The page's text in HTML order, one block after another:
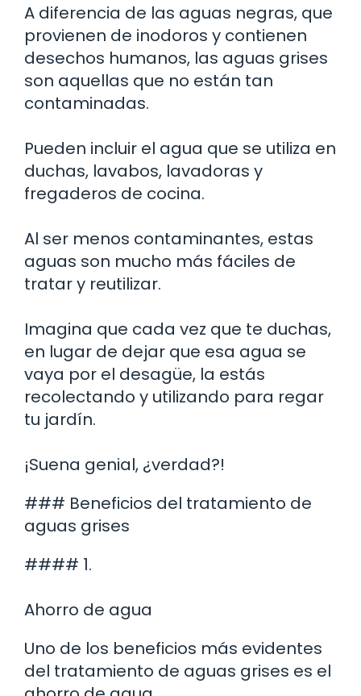
A diferencia de las aguas negras, que
provienen de inodoros y contienen
desechos humanos, las aguas grises
son aquellas que no están tan
contaminadas.
Pueden incluir el agua que se utiliza en
duchas, lavabos, lavadoras y
fregaderos de cocina.
Al ser menos contaminantes, estas
aguas son mucho más fáciles de
tratar y reutilizar.
Imagina que cada vez que te duchas,
en lugar de dejar que esa agua se
vaya por el desagüe, la estás
recolectando y utilizando para regar
tu jardín.
¡Suena genial, ¿verdad?!
### Beneficios del tratamiento de
aguas grises
#### 1.
Ahorro de agua
Uno de los beneficios más evidentes
del tratamiento de aguas grises es el